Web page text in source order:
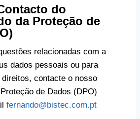
do
da Proteção de
relacionadas com a
dados pessoais ou para
contacte o nosso
de Dados (DPO)
fernando@bistec.com.pt